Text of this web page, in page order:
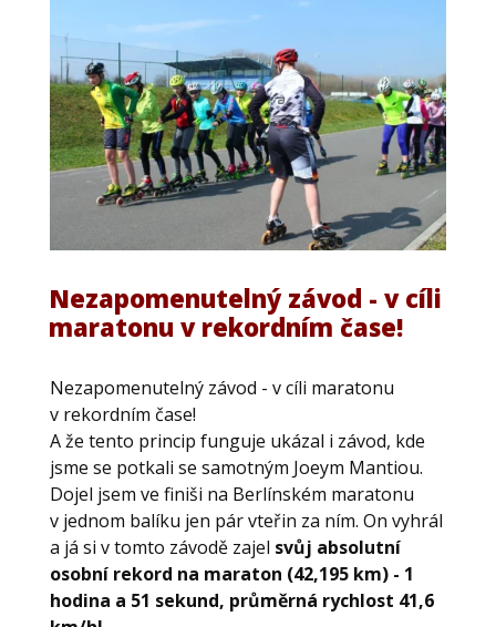
Nezapomenutelný závod - v cíli
maratonu v rekordním čase!
Nezapomenutelný závod - v cíli maratonu
v rekordním čase!
A že tento princip funguje ukázal i závod, kde
jsme se potkali se samotným Joeym Mantiou.
Dojel jsem ve finiši na Berlínském maratonu
v jednom balíku jen pár vteřin za ním. On vyhrál
a já si v tomto závodě zajel svůj absolutní
osobní rekord na maraton (42,195 km) - 1
hodina a 51 sekund, průměrná rychlost 41,6